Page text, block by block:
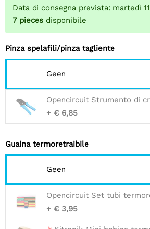
Data di consegna prevista: martedì
7pieces disponibile
Pinza spelafili/pinza tagliente
Geen
+ € 6,85
Guaina termoretraibile
Geen
+ € 3,95